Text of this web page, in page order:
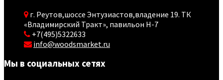
г. Реутов,шоссе Энтузиастов,владение 19. ТК
«Владимирский Тракт», павильон Н-7
+7(495)5322633
info@woodsmarket.ru
Мы в социальных сетях